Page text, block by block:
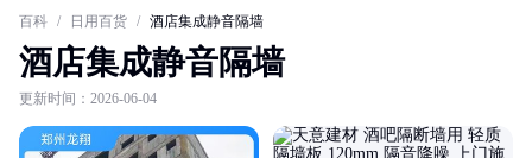
百科 / 日用百货 / 酒店集成静音隔墙
酒店集成静音隔墙
更新时间：2026-06-04